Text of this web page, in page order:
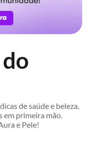
de saúde e beleza,
em primeira mão.
e Pele!